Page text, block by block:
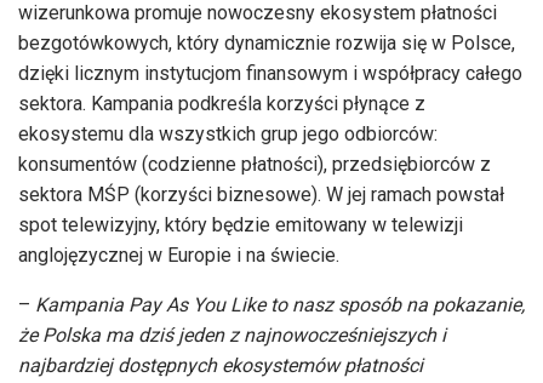
wizerunkowa promuje nowoczesny ekosystem płatności
bezgotówkowych, który dynamicznie rozwija się w Polsce,
dzięki licznym instytucjom finansowym i współpracy całego
sektora. Kampania podkreśla korzyści płynące z
ekosystemu dla wszystkich grup jego odbiorców:
konsumentów (codzienne płatności), przedsiębiorców z
sektora MŚP (korzyści biznesowe). W jej ramach powstał
spot telewizyjny, który będzie emitowany w telewizji
anglojęzycznej w Europie i na świecie.
– Kampania Pay As You Like to nasz sposób na pokazanie,
że Polska ma dziś jeden z najnowocześniejszych i
najbardziej dostępnych ekosystemów płatności